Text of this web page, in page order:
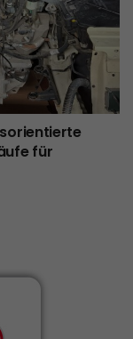
für